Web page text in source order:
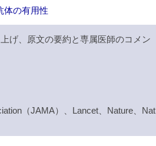
体の有用性
げ、原文の要約と専属医師のコメン
（JAMA）、Lancet、Nature、Nat